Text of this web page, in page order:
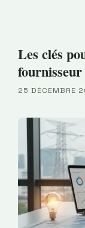
Les clés
25 DÉCEMBRE